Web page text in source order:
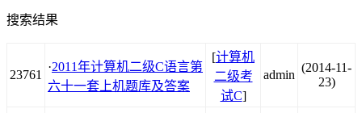
搜索结果
23761
·2011年计算机二级C语言第
六十一套上机题库及答案
[计算机
二级考
试C]
admin
(2014-11-
23)